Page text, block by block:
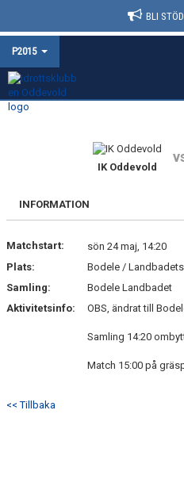
BLI
P2015
HEM
MATCHER
TRUPPEN
BILDGALLERI
IK Oddevold
INFORMATION
Matchstart:
sön 24 maj, 14:20
Plats:
Bodele /
Samling:
Bodele Landbadet
Aktivitetsinfo:
OBS, ändrat till
Samling 14:20
Match 15:00 på
<< Tillbaka